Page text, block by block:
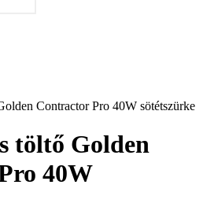
Contractor Pro 40W sötétszürke
töltő Golden
40W